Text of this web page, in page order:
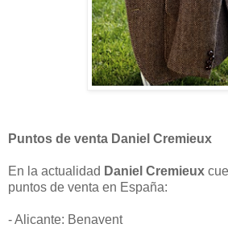
Puntos de venta Daniel Cremieux
En la actualidad Daniel Cremieux
puntos de venta en España:
- Alicante: Benavent